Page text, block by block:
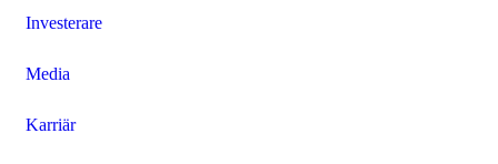
Investerare
Media
Karriär